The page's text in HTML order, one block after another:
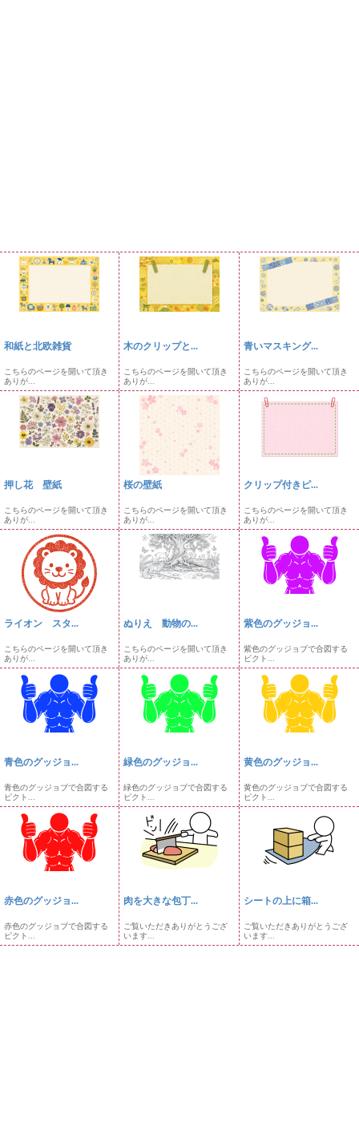
和紙と北欧雑貨
こちらのページを開いて頂き
ありが...
木のクリップと...
こちらのページを開いて頂き
ありが...
青いマスキング...
こちらのページを開いて頂き
ありが...
押し花 壁紙
こちらのページを開いて頂き
ありが...
桜の壁紙
こちらのページを開いて頂き
ありが...
クリップ付きピ...
こちらのページを開いて頂き
ありが...
ライオン スタ...
こちらのページを開いて頂き
ありが...
ぬりえ 動物の...
こちらのページを開いて頂き
ありが...
紫色のグッジョ...
紫色のグッジョブで合図する
ピクト...
青色のグッジョ...
青色のグッジョブで合図する
ピクト...
緑色のグッジョ...
緑色のグッジョブで合図する
ピクト...
黄色のグッジョ...
黄色のグッジョブで合図する
ピクト...
赤色のグッジョ...
赤色のグッジョブで合図する
ピクト...
肉を大きな包丁...
ご覧いただきありがとうござ
います...
シートの上に箱...
ご覧いただきありがとうござ
います...